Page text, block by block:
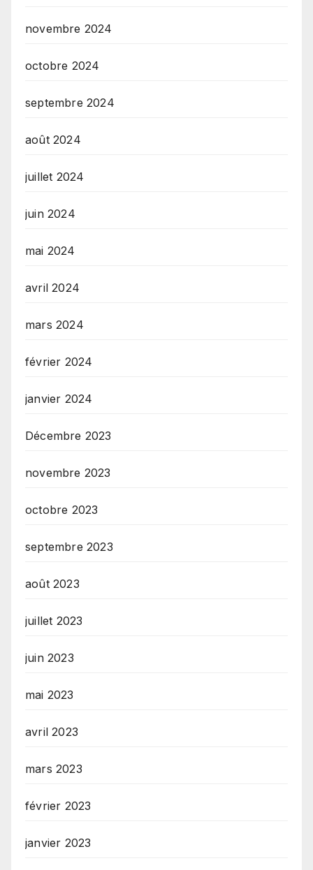
novembre 2024
octobre 2024
septembre 2024
août 2024
juillet 2024
juin 2024
mai 2024
avril 2024
mars 2024
février 2024
janvier 2024
Décembre 2023
novembre 2023
octobre 2023
septembre 2023
août 2023
juillet 2023
juin 2023
mai 2023
avril 2023
mars 2023
février 2023
janvier 2023